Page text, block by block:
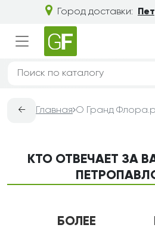
Город доставки:
← Главная
КТО ОТВЕЧАЕТ ЗА
БОЛЕЕ